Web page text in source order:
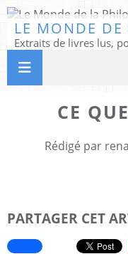
CE
Rédigé par
PARTAGER CET